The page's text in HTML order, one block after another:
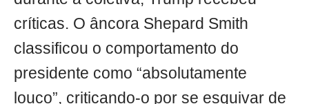
críticas. O âncora Shepard Smith
classificou o comportamento do
presidente como “absolutamente
louco”, criticando-o por se esquivar de